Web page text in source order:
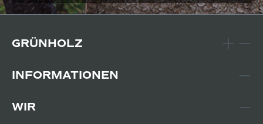
GRÜNHOLZ
INFORMATIONEN
WIR